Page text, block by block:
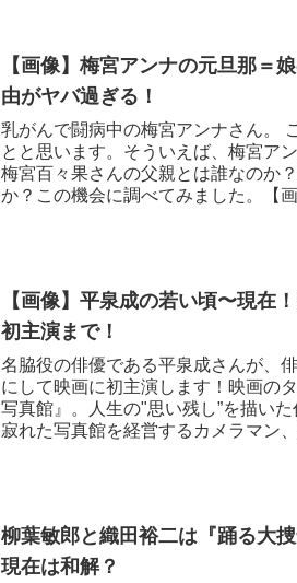
【画像】梅宮アンナの元旦那＝
由がヤバ過ぎる！
乳がんで闘病中の梅宮アンナさん。
とと思います。そういえば、梅宮ア
梅宮百々果さんの父親とは誰なのか
か？この機会に調べてみました。【
【画像】平泉成の若い頃〜現在
初主演まで！
名脇役の俳優である平泉成さんが、
にして映画に初主演します！映画の
写真館』。人生の"思い残し”を描いた
寂れた写真館を経営するカメラマン
柳葉敏郎と織田裕二は『踊る大
現在は和解？